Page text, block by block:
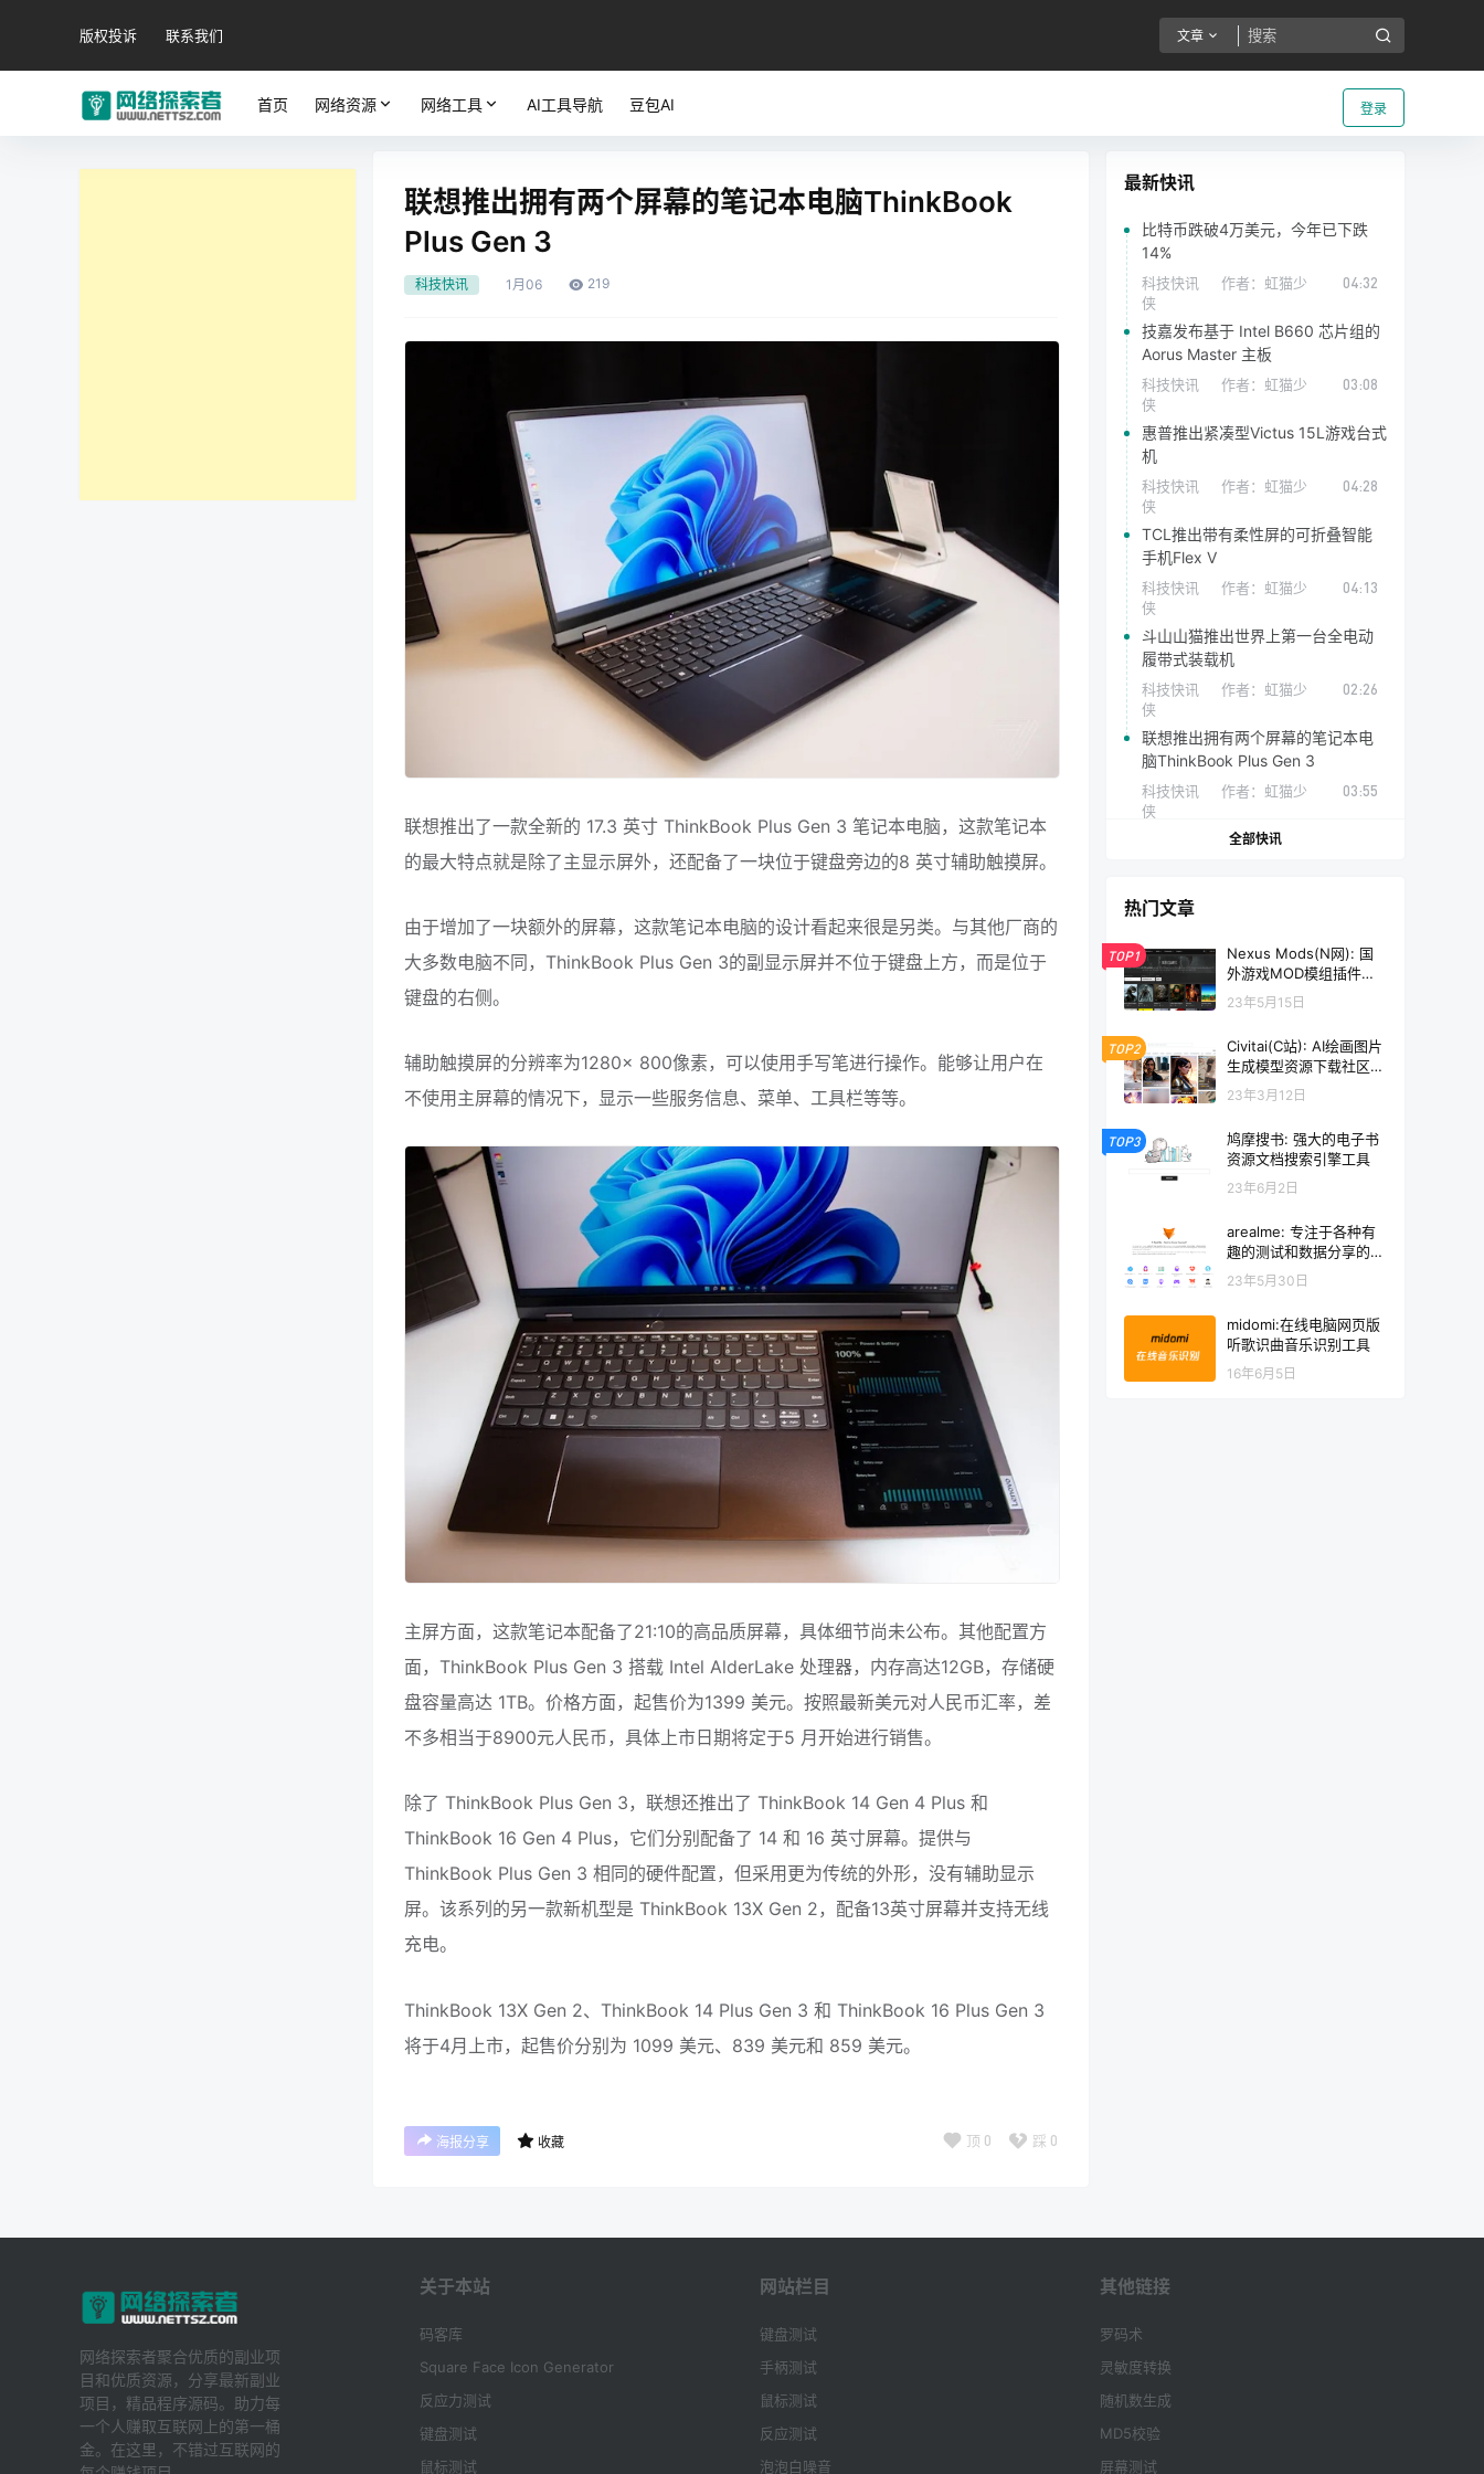
版权投诉 联系我们 文章
登录
首页 网络资源 网络工具 AI工具导航 豆包AI
联想推出拥有两个屏幕的笔记本电脑ThinkBook
Plus Gen 3
科技快讯 1月 06 219
联想推出了一款全新的 17.3 英寸 ThinkBook Plus Gen 3 笔记本电脑，这款笔记本
的最大特点就是除了主显示屏外，还配备了一块位于键盘旁边的8 英寸辅助触摸屏。
由于增加了一块额外的屏幕，这款笔记本电脑的设计看起来很是另类。与其他厂商的
大多数电脑不同，ThinkBook Plus Gen 3的副显示屏并不位于键盘上方，而是位于
键盘的右侧。
辅助触摸屏的分辨率为1280× 800像素，可以使用手写笔进行操作。能够让用户在
不使用主屏幕的情况下，显示一些服务信息、菜单、工具栏等等。
主屏方面，这款笔记本配备了21:10的高品质屏幕，具体细节尚未公布。其他配置方
面，ThinkBook Plus Gen 3 搭载 Intel AlderLake 处理器，内存高达12GB，存储硬
盘容量高达 1TB。价格方面，起售价为1399 美元。按照最新美元对人民币汇率，差
不多相当于8900元人民币，具体上市日期将定于5 月开始进行销售。
除了 ThinkBook Plus Gen 3，联想还推出了 ThinkBook 14 Gen 4 Plus 和
ThinkBook 16 Gen 4 Plus，它们分别配备了 14 和 16 英寸屏幕。提供与
ThinkBook Plus Gen 3 相同的硬件配置，但采用更为传统的外形，没有辅助显示
屏。该系列的另一款新机型是 ThinkBook 13X Gen 2，配备13英寸屏幕并支持无线
充电。
ThinkBook 13X Gen 2、ThinkBook 14 Plus Gen 3 和 ThinkBook 16 Plus Gen 3
将于4月上市，起售价分别为 1099 美元、839 美元和 859 美元。
海报分享 收藏 顶 0 踩 0
最新快讯
比特币跌破4万美元，今年已下跌
14%
科技快讯 作者： 虹猫少
侠
04:32
技嘉发布基于 Intel B660 芯片组的
Aorus Master 主板
科技快讯 作者： 虹猫少
侠
03:08
惠普推出紧凑型Victus 15L游戏台式
机
科技快讯 作者： 虹猫少
侠
04:28
TCL推出带有柔性屏的可折叠智能
手机Flex V
科技快讯 作者： 虹猫少
侠
04:13
斗山山猫推出世界上第一台全电动
履带式装载机
科技快讯 作者： 虹猫少
侠
02:26
联想推出拥有两个屏幕的笔记本电
脑ThinkBook Plus Gen 3
科技快讯 作者： 虹猫少
侠
03:55
全部快讯
热门文章
TOP1
Nexus Mods(N网): 国
外游戏MOD模组插件资
源下载网站
23年5月15日
TOP2
Civitai(C站): AI绘画图片
生成模型资源下载社区网
23年3月12日
TOP3
鸠摩搜书: 强大的电子书
资源文档搜索引擎工具
23年6月2日
arealme: 专注于各种有
趣的测试和数据分享的网
23年5月30日
midomi:在线电脑网页版
听歌识曲音乐识别工具
16年6月5日
网络探索者聚合优质的副业项
目和优质资源，分享最新副业
项目，精品程序源码。助力每
一个人赚取互联网上的第一桶
金。在这里，不错过互联网的
关于本站
码客库
Square Face Icon Generator
反应力测试
键盘测试
鼠标测试
网站栏目
键盘测试
手柄测试
鼠标测试
反应测试
泡泡白噪音
其他链接
罗码术
灵敏度转换
随机数生成
MD5校验
屏幕测试